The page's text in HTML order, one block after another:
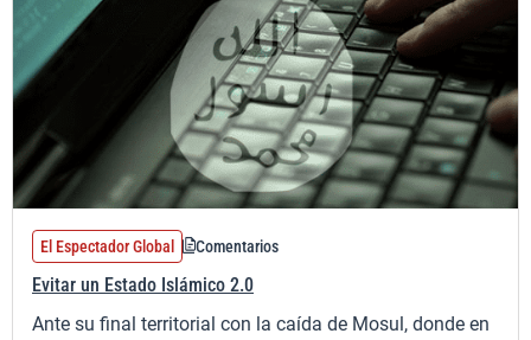
El Espectador Global Comentarios
Evitar un Estado Islámico 2.0
Ante su final territorial con la caída de Mosul, donde en